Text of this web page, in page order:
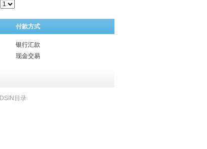
付款方式
银行汇款
现金交易
目录